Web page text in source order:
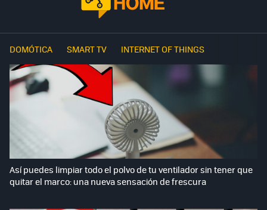
DOMÓTICA SMART TV INTERNET OF THINGS
Así puedes limpiar todo el polvo de tu ventilador sin tener que
quitar el marco: una nueva sensación de frescura